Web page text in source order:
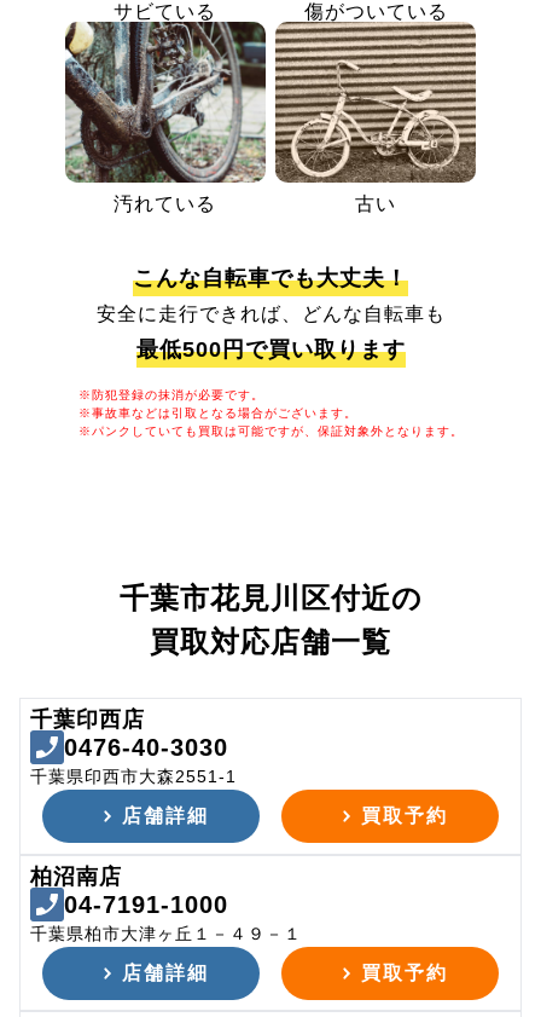
サビている 傷がついている
汚れている 古い
こんな自転車でも大丈夫！
安全に走行できれば、どんな自転車も
最低500円で買い取ります
※防犯登録の抹消が必要です。
※事故車などは引取となる場合がございます。
※パンクしていても買取は可能ですが、保証対象外となります。
千葉市花見川区付近の
買取対応店舗一覧
千葉印西店
0476-40-3030
千葉県印西市大森2551-1
店舗詳細 買取予約
柏沼南店
04-7191-1000
千葉県柏市大津ヶ丘１－４９－１
店舗詳細 買取予約